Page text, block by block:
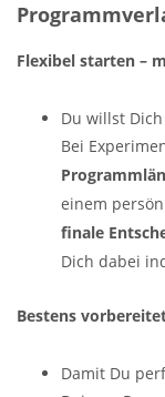
Flexibel starten –
Du willst
Bei
einem
finale
Dich dabei
Bestens
Damit Du